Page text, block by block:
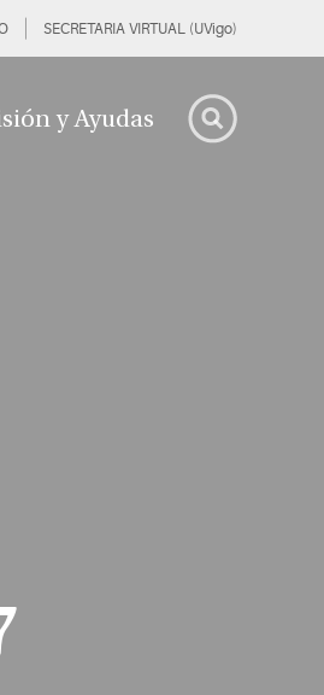
SECRETARIA VIRTUAL (UVigo)
y Ayudas